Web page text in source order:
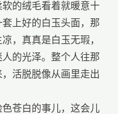
的绒毛看着就暖意十
上好的白玉头面，那
，真真是白玉无瑕，
的光泽。整个人往那
活脱脱像从画里走出
苍白的事儿，这会儿